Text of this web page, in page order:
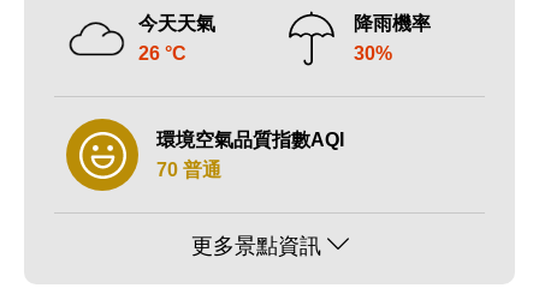
今天天氣
26 °C
降雨機率
30%
環境空氣品質指數AQI
70 普通
更多景點資訊